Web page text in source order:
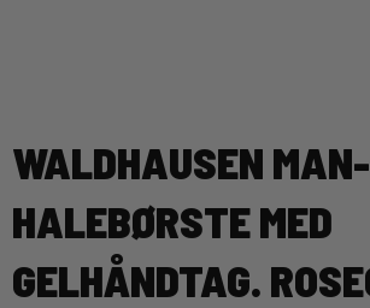
WALDHAUSEN
HALEBØRSTE MED
GELHÅNDTAG.